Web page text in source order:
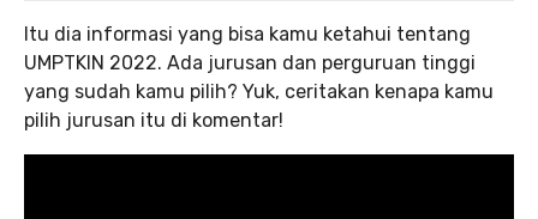
Itu dia informasi yang bisa kamu ketahui tentang
UMPTKIN 2022. Ada jurusan dan perguruan tinggi
yang sudah kamu pilih? Yuk, ceritakan kenapa kamu
pilih jurusan itu di komentar!